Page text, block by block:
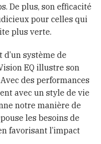
De plus, son efficacité
pour celles qui
plus verte.
système de
EQ illustre son
des performances
avec un style de vie
notre manière de
les besoins de
favorisant l’impact